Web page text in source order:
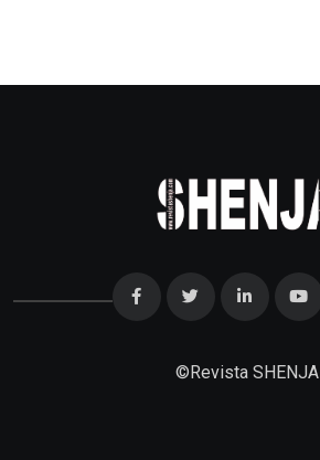
©Revista SHENJA